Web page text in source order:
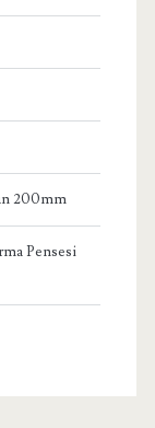
200mm
Pensesi